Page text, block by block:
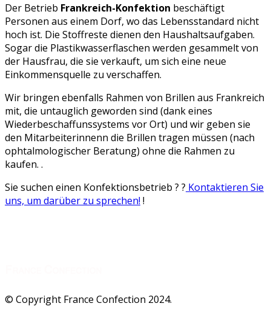
Der Betrieb Frankreich-Konfektion beschäftigt
Personen aus einem Dorf, wo das Lebensstandard nicht
hoch ist. Die Stoffreste dienen den Haushaltsaufgaben.
Sogar die Plastikwasserflaschen werden gesammelt von
der Hausfrau, die sie verkauft, um sich eine neue
Einkommensquelle zu verschaffen.
Wir bringen ebenfalls Rahmen von Brillen aus Frankreich
mit, die untauglich geworden sind (dank eines
Wiederbeschaffunssystems vor Ort) und wir geben sie
den Mitarbeiterinnenn die Brillen tragen müssen (nach
ophtalmologischer Beratung) ohne die Rahmen zu
kaufen. .
Sie suchen einen Konfektionsbetrieb ? ? Kontaktieren Sie
uns, um darüber zu sprechen! !
© Copyright France Confection 2024.